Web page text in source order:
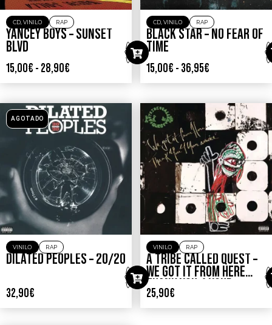
CD, VINILO RAP
YANCEY BOYS – SUNSET
BLVD
15,00€ - 28,90€
CD, VINILO RAP
BLACK STAR – NO FEAR OF
TIME
15,00€ - 36,95€
AGOTADO
VINILO RAP
DILATED PEOPLES – 20/20
32,90€
VINILO RAP
A TRIBE CALLED QUEST –
WE GOT IT FROM HERE…
THANK YOU 4 YOUR
SERVICE
25,90€